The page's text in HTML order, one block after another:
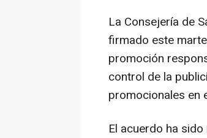
La Consejería de
firmado este
promoción
control de la
promocionales en
El acuerdo ha